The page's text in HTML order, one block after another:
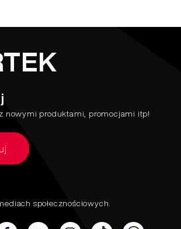
nowymi produktami, promocjami itp!
społecznościowych.